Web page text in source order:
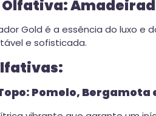
Gold é a essência do luxo
e sofisticada.
Pomelo, Bergamota